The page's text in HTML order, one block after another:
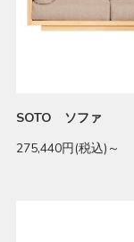
SOTO ソファ
275,440円(税込)～